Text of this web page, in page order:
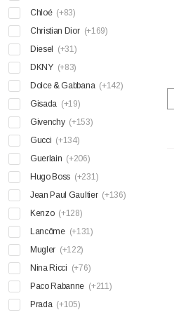
Chloé (+83)
Christian Dior (+169)
Diesel
(+31)
DKNY (+83)
Dolce & Gabbana (+142)
Gisada (+19)
Givenchy (+153)
Gucci (+134)
Guerlain (+206)
Hugo Boss (+231)
Jean Paul Gaultier (+136)
Kenzo (+128)
Lancôme (+131)
Mugler (+122)
Nina Ricci (+76)
Paco Rabanne (+211)
Prada (+105)